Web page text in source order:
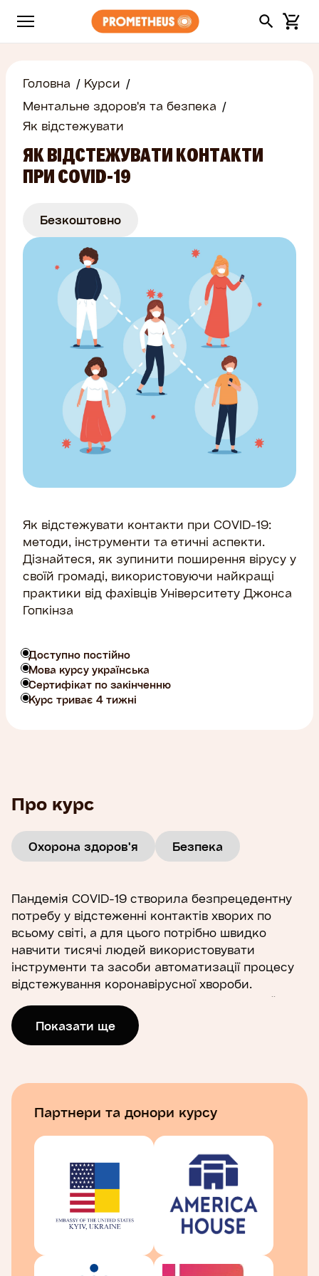
Головна
Курси
Ментальне здоров'я та безпека
Як відстежувати
ЯК ВІДСТЕЖУВАТИ КОНТАКТИ
ПРИ COVID-19
Безкоштовно
Як відстежувати контакти при COVID-19:
методи, інструменти та етичні аспекти.
Дізнайтеся, як зупинити поширення вірусу у
своїй громаді, використовуючи найкращі
практики від фахівців Університету Джонса
Гопкінза
Доступно постійно
Мова курсу українська
Сертифікат по закінченню
Курс триває 4 тижні
Про курс
Охорона здоров'я Безпека
Пандемія COVID-19 створила безпрецедентну
потребу у відстеженні контактів хворих по
всьому світі, а для цього потрібно швидко
навчити тисячі людей використовувати
інструменти та засоби автоматизації процесу
відстежування коронавірусної хвороби.
Платформа Prometheus пропонує до вашої
уваги переклад українською мовою
найпопулярнішого у світі курсу з відстежування
Джонса Гопкінза – розробили та впровадили
дозволить зрозуміти природу вірусу, способи
визначення та відстеження контактів.
Оригінальний курс англійською мовою
розміщено за посиланням.
У курсі ви довідаєтесь, як здійснюється
відстеження контактів, у тому числі як
ідентифікувати їхні контакти та підтримати
Показати ще
Партнери та донори курсу